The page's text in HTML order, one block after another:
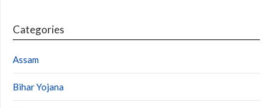
Categories
Assam
Bihar Yojana